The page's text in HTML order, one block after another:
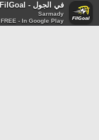
في الجول - FilGoal
Sarmady
FREE - In Google Play